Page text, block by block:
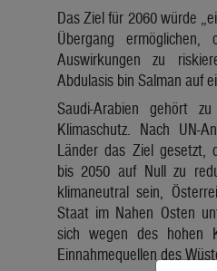
Das Ziel für 2060 würde
Übergang ermöglichen,
Auswirkungen zu
Abdulasis bin Salman auf
Saudi-Arabien gehört
Klimaschutz. Nach UN-
Länder das Ziel gesetzt,
bis 2050 auf Null zu
klimaneutral sein,
Staat im Nahen Osten
sich wegen des hohen
Einnahmequellen des